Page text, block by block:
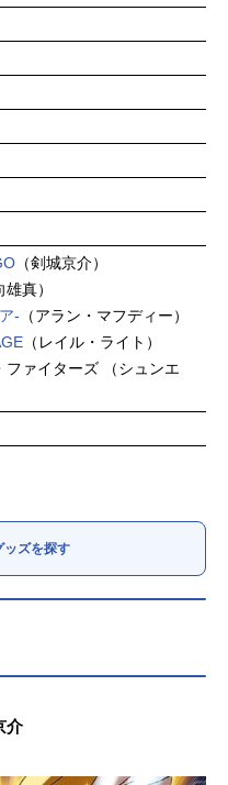
（剣城京介）
雄真）
- （アラン・マフディー）
（レイル・ライト）
ファイターズ （シュンエ
ッズを探す
介